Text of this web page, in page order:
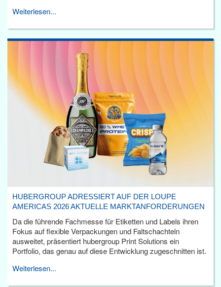
Weiterlesen...
HUBERGROUP ADRESSIERT AUF DER LOUPE
AMERICAS 2026 AKTUELLE MARKTANFORDERUNGEN
Da die führende Fachmesse für Etiketten und Labels ihren
Fokus auf flexible Verpackungen und Faltschachteln
ausweitet, präsentiert hubergroup Print Solutions ein
Portfolio, das genau auf diese Entwicklung zugeschnitten ist.
Weiterlesen...